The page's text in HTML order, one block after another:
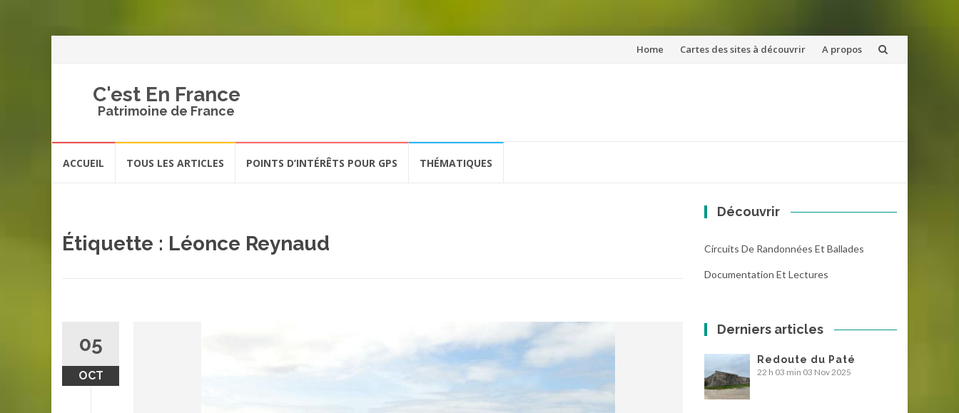
Aller
Home Cartes des sites à découvrir A propos
C'est En France
Patrimoine de France
ACCUEIL TOUS LES ARTICLES POINTS D’INTÉRÊTS POUR GPS THÉMATIQUES
Étiquette : Léonce Reynaud
05
OCT
Découvrir
Circuits De Randonnées Et Ballades
Documentation Et Lectures
Derniers articles
Redoute du Paté
22 h 03 min 03 Nov 2025